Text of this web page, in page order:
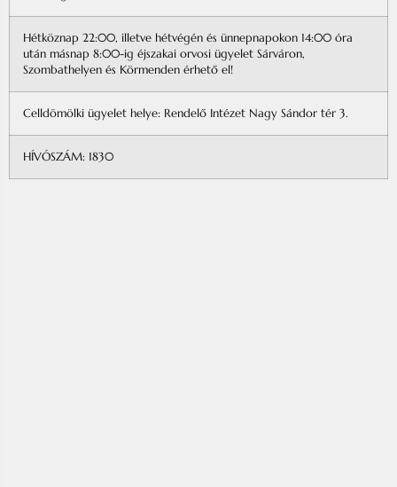
Hétköznap 22:00, illetve hétvégén és ünnepnapokon 14:00 óra
után másnap 8:00-ig éjszakai orvosi ügyelet Sárváron,
Szombathelyen és Körmenden érhető el!
Celldömölki ügyelet helye: Rendelő Intézet Nagy Sándor tér 3.
HÍVÓSZÁM: 1830